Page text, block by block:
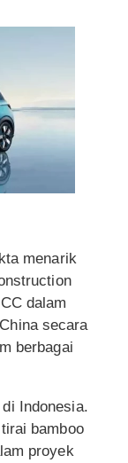
menarik
dalam
secara
berbagai
Indonesia.
bamboo
proyek